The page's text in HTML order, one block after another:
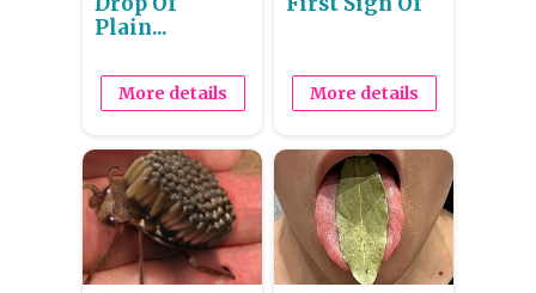
Plain...
More details More details